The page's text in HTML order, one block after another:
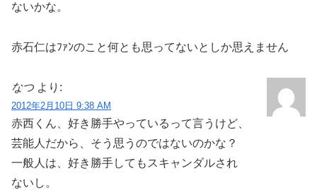
ないかな。
赤石仁はﾌｧﾝのこと何とも思ってないとしか思えません
なつ より:
2012年2月10日 9:38 AM
赤西くん、好き勝手やっているって言うけど、
芸能人だから、そう思うのではないのかな？
一般人は、好き勝手してもスキャンダルされ
ないし。